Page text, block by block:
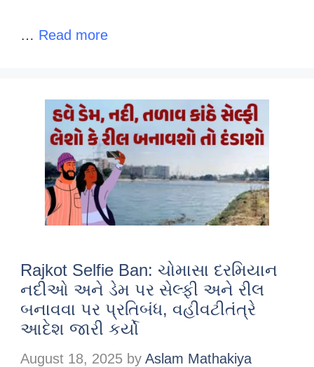
… Read more
Rajkot Selfie Ban: ચોમાસા દરમિયાન
નદીઓ અને ડેમ પર સેલ્ફી અને રીલ
બનાવવા પર પ્રતિબંધ, વહીવટીતંત્રે
આદેશ જારી કર્યો
August 18, 2025 by Aslam Mathakiya